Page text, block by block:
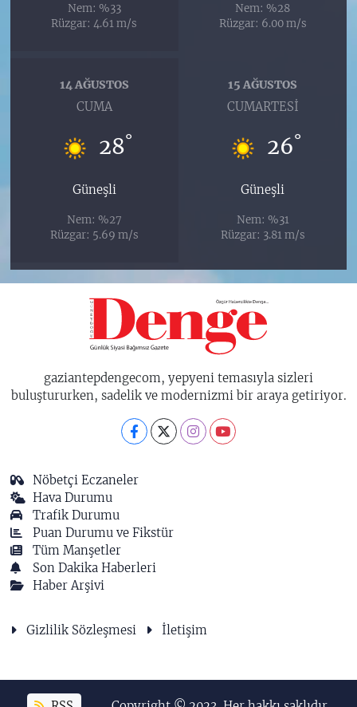
Nem: %33
Rüzgar: 4.61 m/s
Nem: %28
Rüzgar: 6.00 m/s
14 AĞUSTOS
CUMA
28°
Güneşli
Nem: %27
Rüzgar: 5.69 m/s
15 AĞUSTOS
CUMARTESI
26°
Güneşli
Nem: %31
Rüzgar: 3.81 m/s
gaziantepdengecom, yepyeni temasıyla sizleri
buluştururken, sadelik ve modernizmi bir araya getiriyor.
Nöbetçi Eczaneler
Hava Durumu
Trafik Durumu
Puan Durumu ve Fikstür
Tüm Manşetler
Son Dakika Haberleri
Haber Arşivi
Gizlilik Sözleşmesi İletişim